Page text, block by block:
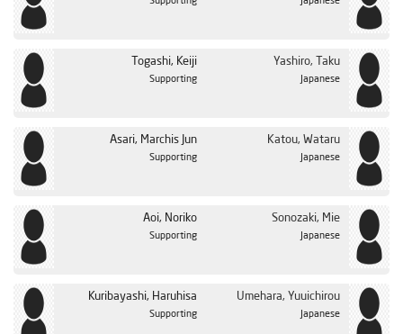
Togashi, Keiji
Supporting
Yashiro, Taku
Japanese
Asari, Marchis Jun
Supporting
Katou, Wataru
Japanese
Aoi, Noriko
Supporting
Sonozaki, Mie
Japanese
Kuribayashi, Haruhisa
Supporting
Umehara, Yuuichirou
Japanese